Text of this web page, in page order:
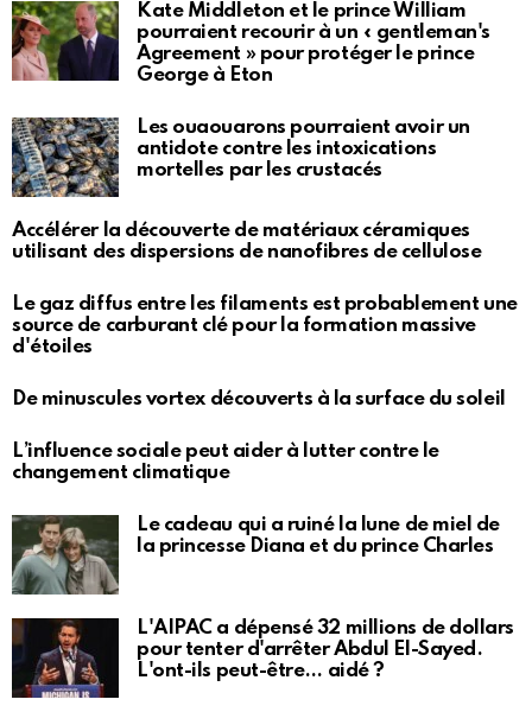
Kate Middleton et le prince William
pourraient recourir à un « gentleman's
Agreement » pour protéger le prince
George à Eton
Les ouaouarons pourraient avoir un
antidote contre les intoxications
mortelles par les crustacés
Accélérer la découverte de matériaux céramiques
utilisant des dispersions de nanofibres de cellulose
Le gaz diffus entre les filaments est probablement une
source de carburant clé pour la formation massive
d'étoiles
De minuscules vortex découverts à la surface du soleil
L’influence sociale peut aider à lutter contre le
changement climatique
Le cadeau qui a ruiné la lune de miel de
la princesse Diana et du prince Charles
L'AIPAC a dépensé 32 millions de dollars
pour tenter d'arrêter Abdul El-Sayed.
L'ont-ils peut-être… aidé ?